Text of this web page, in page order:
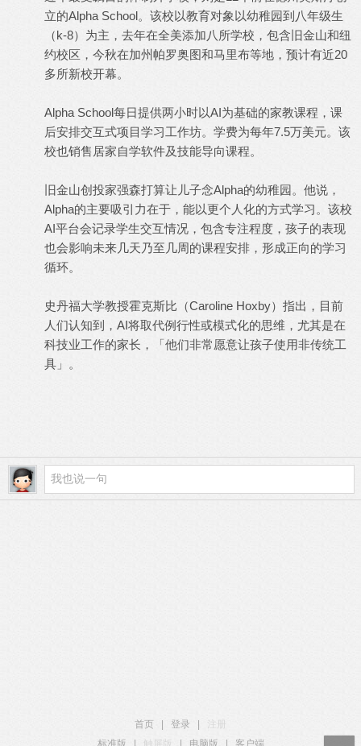
立的Alpha School。该校以教育对象以幼稚园到八年级生
（k-8）为主，去年在全美添加八所学校，包含旧金山和纽
约校区，今秋在加州帕罗奥图和马里布等地，预计有近20
多所新校开幕。
Alpha School每日提供两小时以AI为基础的家教课程，课
后安排交互式项目学习工作坊。学费为每年7.5万美元。该
校也销售居家自学软件及技能导向课程。
旧金山创投家强森打算让儿子念Alpha的幼稚园。他说，
Alpha的主要吸引力在于，能以更个人化的方式学习。该校
AI平台会记录学生交互情况，包含专注程度，孩子的表现
也会影响未来几天乃至几周的课程安排，形成正向的学习
循环。
史丹福大学教授霍克斯比（Caroline Hoxby）指出，目前
人们认知到，AI将取代例行性或模式化的思维，尤其是在
科技业工作的家长，「他们非常愿意让孩子使用非传统工
具」。
首页 登录
标准版
触屏版 电脑版 客户端